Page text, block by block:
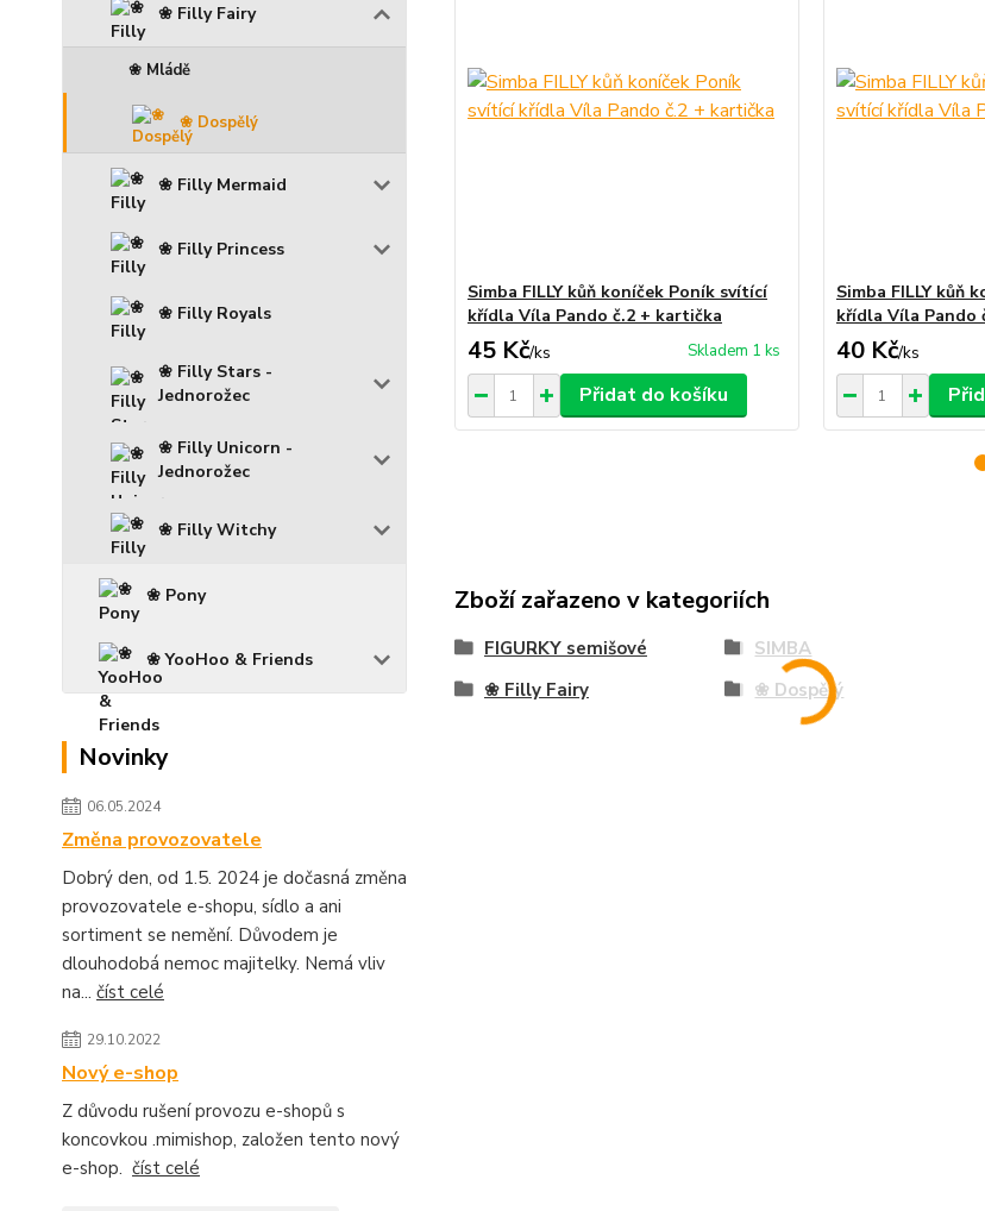
❀ Filly Fairy
❀ Mládě
❀ Dospělý
❀ Filly Mermaid
❀ Filly Princess
❀ Filly Royals
❀ Filly Stars -
Jednorožec
❀ Filly Unicorn -
Jednorožec
❀ Filly Witchy
❀ Pony
❀ YooHoo & Friends
Novinky
06.05.2024
Změna provozovatele
Dobrý den, od 1.5. 2024 je dočasná změna
provozovatele e-shopu, sídlo a ani
sortiment se nemění. Důvodem je
dlouhodobá nemoc majitelky. Nemá vliv
na... číst celé
29.10.2022
Nový e-shop
Z důvodu rušení provozu e-shopů s
koncovkou .mimishop, založen tento nový
e-shop. číst celé
Simba FILLY kůň koníček Poník svítící
křídla Víla Pando č.2 + kartička
45 Kč/ks Skladem 1 ks
Přidat do košíku
Simba FILLY kůň
křídla Víla Pando
40 Kč/ks
Zboží zařazeno v kategoriích
FIGURKY semišové SIMBA
❀ Filly Fairy
❀ Dospělý